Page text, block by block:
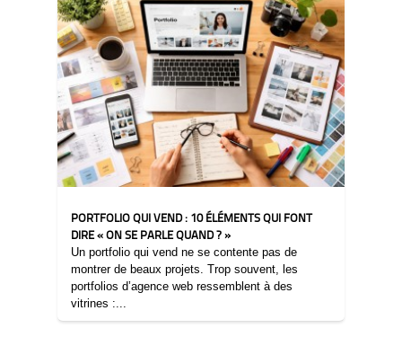
PORTFOLIO QUI VEND : 10 ÉLÉMENTS QUI FONT
DIRE « ON SE PARLE QUAND ? »
Un portfolio qui vend ne se contente pas de
montrer de beaux projets. Trop souvent, les
portfolios d’agence web ressemblent à des
vitrines :...